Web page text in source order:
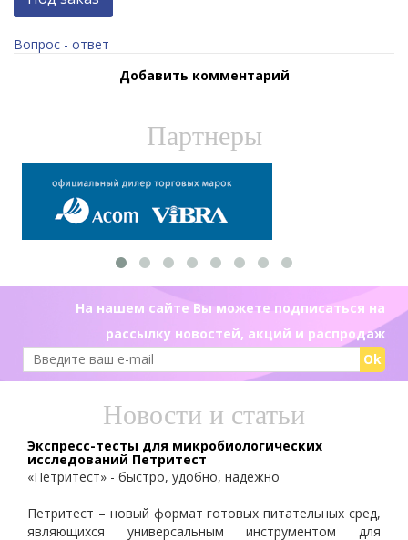
Вопрос - ответ
Добавить комментарий
Партнеры
На нашем сайте Вы можете подписаться на
рассылку новостей, акций и распродаж
Ok
Новости и статьи
Экспресс-тесты для микробиологических
исследований Петритест
«Петритест» - быстро, удобно, надежно
Петритест – новый формат готовых питательных сред,
являющихся универсальным инструментом для